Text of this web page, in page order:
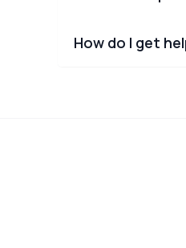
How do I get